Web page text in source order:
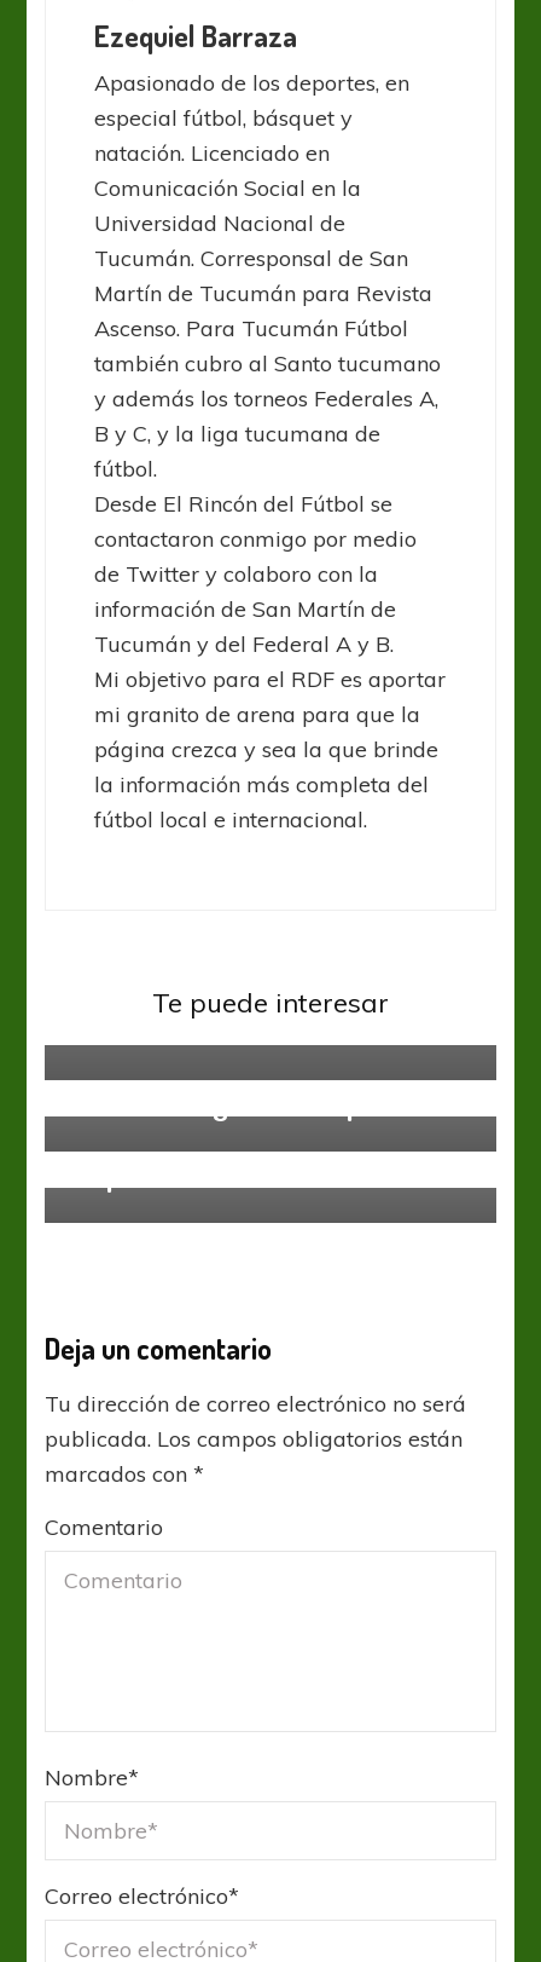
Ezequiel Barraza
Apasionado de los deportes, en
especial fútbol, básquet y
natación. Licenciado en
Comunicación Social en la
Universidad Nacional de
Tucumán. Corresponsal de San
Martín de Tucumán para Revista
Ascenso. Para Tucumán Fútbol
también cubro al Santo tucumano
y además los torneos Federales A,
B y C, y la liga tucumana de
fútbol.
Desde El Rincón del Fútbol se
contactaron conmigo por medio
de Twitter y colaboro con la
información de San Martín de
Tucumán y del Federal A y B.
Mi objetivo para el RDF es aportar
mi granito de arena para que la
página crezca y sea la que brinde
la información más completa del
fútbol local e internacional.
Te puede interesar
Racing de Córdoba y Talleres
Deja un comentario
Tu dirección de correo electrónico no será
publicada. Los campos obligatorios están
marcados con*
Comentario
Nombre*
Correo electrónico*